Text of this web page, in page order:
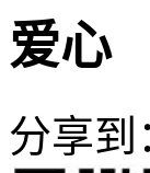
爱心
分享到